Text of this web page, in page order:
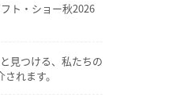
ト・ショー秋2026
見つける、私たちの
れます。